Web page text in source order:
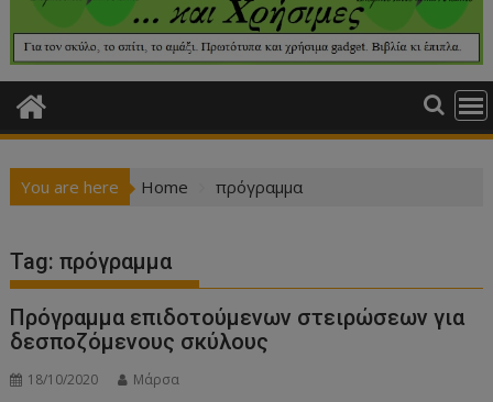
You are here Home πρόγραμμα
Tag:πρόγραμμα
Πρόγραμμα επιδοτούμενων στειρώσεων για
δεσποζόμενους σκύλους
18/10/2020 Μάρσα